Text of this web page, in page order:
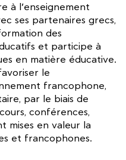
à l’enseignement
ses partenaires grecs,
des
et participe à
en matière éducative.
le
francophone,
par le biais de
conférences,
mises en valeur la
et francophones.